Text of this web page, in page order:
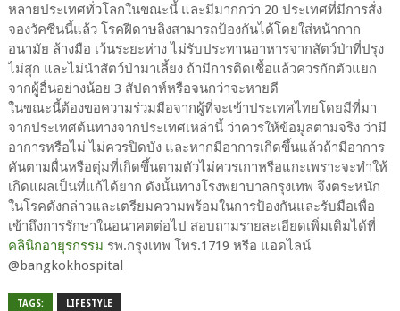
หลายประเทศทั่วโลกในขณะนี้ และมีมากกว่า 20 ประเทศที่มีการสั่ง
จองวัคซีนนี้แล้ว โรคฝีดาษลิงสามารถป้องกันได้โดยใส่หน้ากาก
อนามัย ล้างมือ เว้นระยะห่าง ไม่รับประทานอาหารจากสัตว์ป่าที่ปรุง
ไม่สุก และไม่นำสัตว์ป่ามาเลี้ยง ถ้ามีการติดเชื้อแล้วควรกักตัวแยก
จากผู้อื่นอย่างน้อย 3 สัปดาห์หรือจนกว่าจะหายดี
ในขณะนี้ต้องขอความร่วมมือจากผู้ที่จะเข้าประเทศไทยโดยมีที่มา
จากประเทศต้นทางจากประเทศเหล่านี้ ว่าควรให้ข้อมูลตามจริง ว่ามี
อาการหรือไม่ ไม่ควรปิดบัง และหากมีอาการเกิดขึ้นแล้วถ้ามีอาการ
คันตามผื่นหรือตุ่มที่เกิดขึ้นตามตัวไม่ควรเกาหรือแกะเพราะจะทำให้
เกิดแผลเป็นที่แก้ได้ยาก ดังนั้นทางโรงพยาบาลกรุงเทพ จึงตระหนัก
ในโรคดังกล่าวและเตรียมความพร้อมในการป้องกันและรับมือเพื่อ
เข้าถึงการรักษาในอนาคตต่อไป สอบถามรายละเอียดเพิ่มเติมได้ที่
คลินิกอายุรกรรม รพ.กรุงเทพ โทร.1719 หรือ แอดไลน์
@bangkokhospital
TAGS: LIFESTYLE